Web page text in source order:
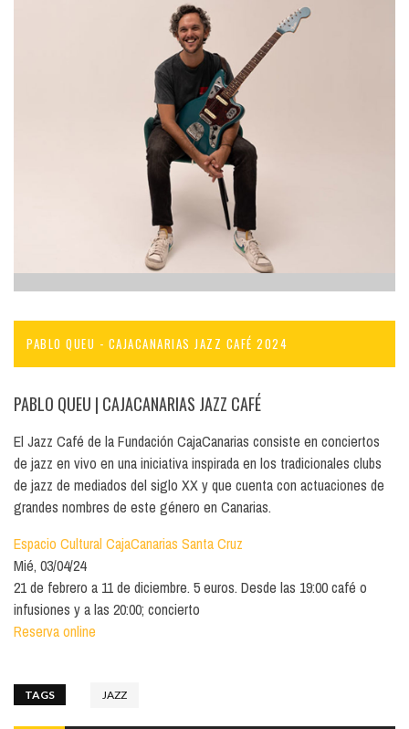
PABLO QUEU - CAJACANARIAS JAZZ CAFÉ 2024
PABLO QUEU | CAJACANARIAS JAZZ CAFÉ
El Jazz Café de la Fundación CajaCanarias consiste en conciertos
de jazz en vivo en una iniciativa inspirada en los tradicionales clubs
de jazz de mediados del siglo XX y que cuenta con actuaciones de
grandes nombres de este género en Canarias.
Espacio Cultural CajaCanarias Santa Cruz
Mié, 03/04/24
21 de febrero a 11 de diciembre. 5 euros. Desde las 19:00 café o
infusiones y a las 20:00; concierto
Reserva online
TAGS JAZZ